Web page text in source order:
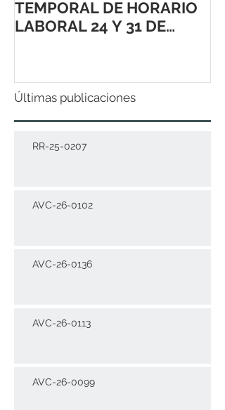
TEMPORAL DE HORARIO
LABORAL 24 Y 31 DE
Últimas publicaciones
RR-25-0207
AVC-26-0102
AVC-26-0136
AVC-26-0113
AVC-26-0099